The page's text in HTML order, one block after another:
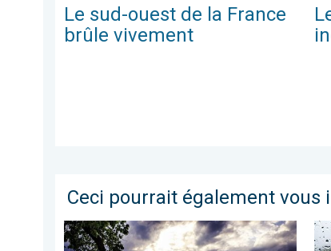
Le sud-ouest de la France
brûle vivement
Ceci pourrait également vous
Vers un ciel devenant plus changeant. Météo